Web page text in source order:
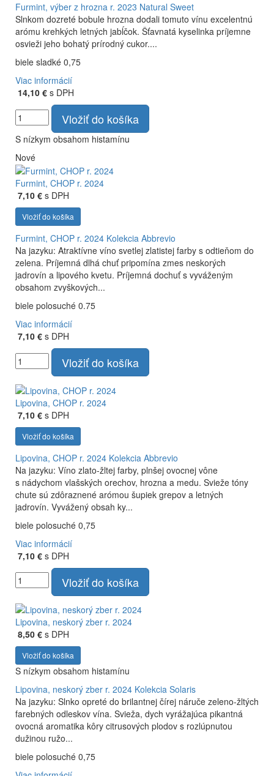
Furmint, výber z hrozna r. 2023 Natural Sweet
Slnkom dozreté bobule hrozna dodali tomuto vínu excelentnú
arómu krehkých letných jabĺčok. Šťavnatá kyselinka príjemne
osvieži jeho bohatý prírodný cukor....
biele sladké 0,75
Viac informácií
14,10 € s DPH
Vložiť do košíka
S nízkym obsahom histamínu
Nové
Furmint, CHOP r. 2024
7,10 € s DPH
Vložiť do košíka
Furmint, CHOP r. 2024 Kolekcia Abbrevio
Na jazyku: Atraktívne víno svetlej zlatistej farby s odtieňom do
zelena. Príjemná dlhá chuť pripomína zmes neskorých
jadrovín a lipového kvetu. Príjemná dochuť s vyváženým
obsahom zvyškových...
biele polosuché 0.75
Viac informácií
7,10 € s DPH
Vložiť do košíka
Lipovina, CHOP r. 2024
7,10 € s DPH
Vložiť do košíka
Lipovina, CHOP r. 2024 Kolekcia Abbrevio
Na jazyku: Víno zlato-žltej farby, plnšej ovocnej vône
s nádychom vlašských orechov, hrozna a medu. Svieže tóny
chute sú zdôraznené arómou šupiek grepov a letných
jadrovín. Vyvážený obsah ky...
biele polosuché 0,75
Viac informácií
7,10 € s DPH
Vložiť do košíka
Lipovina, neskorý zber r. 2024
8,50 € s DPH
Vložiť do košíka
S nízkym obsahom histamínu
Lipovina, neskorý zber r. 2024 Kolekcia Solaris
Na jazyku: Slnko opreté do brilantnej čírej náruče zeleno-žltých
farebných odleskov vína. Svieža, dych vyrážajúca pikantná
ovocná aromatika kôry citrusových plodov s rozlúpnutou
dužinou ružo...
biele polosuché 0,75